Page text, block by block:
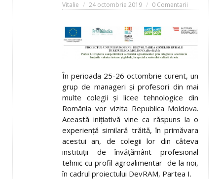
Vitalie 24 octombrie 2019 0 Comentarii
În perioada 25-26 octombrie curent, un
grup de manageri şi profesori din mai
multe colegii şi licee tehnologice din
România vor vizita Republica Moldova.
Această iniţiativă vine ca răspuns la o
experienţă similară trăită, în primăvara
acestui an, de colegii lor din câteva
instituţii de învăţământ profesional
tehnic cu profil agroalimentar de la noi,
în cadrul proiectului DevRAM, Partea I.